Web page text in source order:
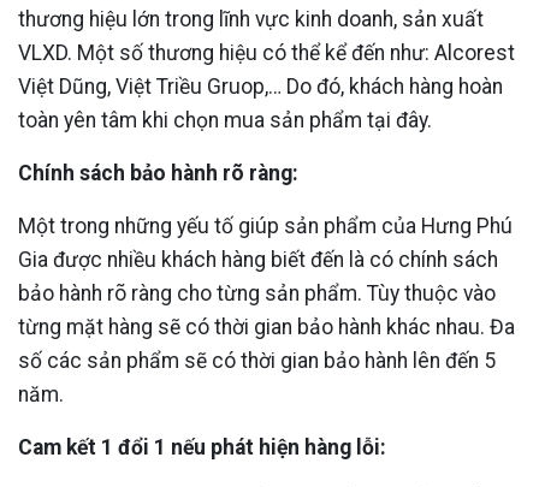
thương hiệu lớn trong lĩnh vực kinh doanh, sản xuất
VLXD. Một số thương hiệu có thể kể đến như: Alcorest
Việt Dũng, Việt Triều Gruop,… Do đó, khách hàng hoàn
toàn yên tâm khi chọn mua sản phẩm tại đây.
Chính sách bảo hành rõ ràng:
Một trong những yếu tố giúp sản phẩm của Hưng Phú
Gia được nhiều khách hàng biết đến là có chính sách
bảo hành rõ ràng cho từng sản phẩm. Tùy thuộc vào
từng mặt hàng sẽ có thời gian bảo hành khác nhau. Đa
số các sản phẩm sẽ có thời gian bảo hành lên đến 5
năm.
Cam kết 1 đổi 1 nếu phát hiện hàng lỗi: